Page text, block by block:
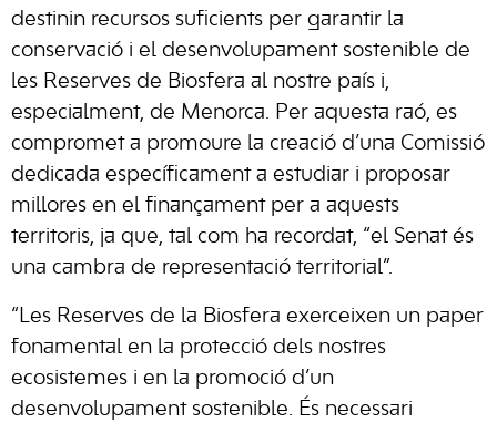
destinin recursos suficients per garantir la
conservació i el desenvolupament sostenible de
les Reserves de Biosfera al nostre país i,
especialment, de Menorca. Per aquesta raó, es
compromet a promoure la creació d’una Comissió
dedicada específicament a estudiar i proposar
millores en el finançament per a aquests
territoris, ja que, tal com ha recordat, “el Senat és
una cambra de representació territorial”.
“Les Reserves de la Biosfera exerceixen un paper
fonamental en la protecció dels nostres
ecosistemes i en la promoció d’un
desenvolupament sostenible. És necessari